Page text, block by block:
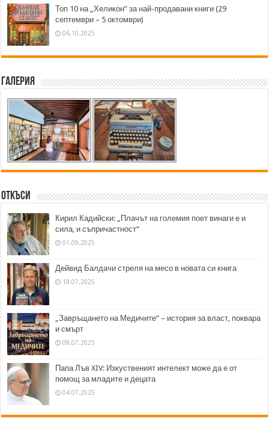
Топ 10 на „Хеликон” за най-продавани книги (29
септември – 5 октомври)
06.10.2025
Галерия
Откъси
Кирил Кадийски: „Плачът на големия поет винаги е и
сила, и съпричастност“
01.09.2025
Дейвид Балдачи стреля на месо в новата си книга
18.07.2025
„Завръщането на Медичите“ – история за власт, поквара
и смърт
08.07.2025
Папа Лъв XIV: Изкуственият интелект може да е от
помощ за младите и децата
04.07.2025